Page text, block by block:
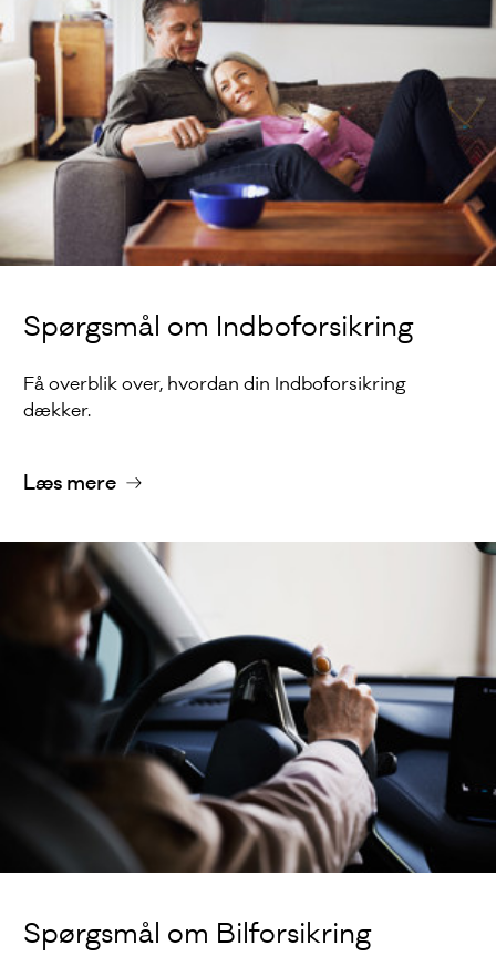
Spørgsmål om Indboforsikring
Få overblik over, hvordan din Indboforsikring
dækker.
Læs mere
Spørgsmål om Bilforsikring